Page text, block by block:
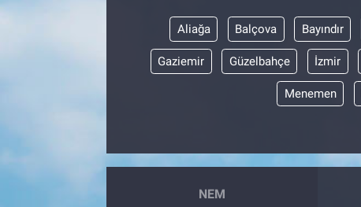
Aliağa Balçova Bayındır
Gaziemir Güzelbahçe İzmir
Menemen
NEM